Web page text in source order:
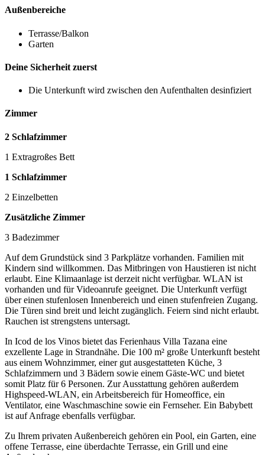
Außenbereiche
Terrasse/Balkon
Garten
Deine Sicherheit zuerst
Die Unterkunft wird zwischen den Aufenthalten desinfiziert
Zimmer
2 Schlafzimmer
1 Extragroßes Bett
1 Schlafzimmer
2 Einzelbetten
Zusätzliche Zimmer
3 Badezimmer
Auf dem Grundstück sind 3 Parkplätze vorhanden. Familien mit
Kindern sind willkommen. Das Mitbringen von Haustieren ist nicht
erlaubt. Eine Klimaanlage ist derzeit nicht verfügbar. WLAN ist
vorhanden und für Videoanrufe geeignet. Die Unterkunft verfügt
über einen stufenlosen Innenbereich und einen stufenfreien Zugang.
Die Türen sind breit und leicht zugänglich. Feiern sind nicht erlaubt.
Rauchen ist strengstens untersagt.
In Icod de los Vinos bietet das Ferienhaus Villa Tazana eine
exzellente Lage in Strandnähe. Die 100 m² große Unterkunft besteht
aus einem Wohnzimmer, einer gut ausgestatteten Küche, 3
Schlafzimmern und 3 Bädern sowie einem Gäste-WC und bietet
somit Platz für 6 Personen. Zur Ausstattung gehören außerdem
Highspeed-WLAN, ein Arbeitsbereich für Homeoffice, ein
Ventilator, eine Waschmaschine sowie ein Fernseher. Ein Babybett
ist auf Anfrage ebenfalls verfügbar.
Zu Ihrem privaten Außenbereich gehören ein Pool, ein Garten, eine
offene Terrasse, eine überdachte Terrasse, ein Grill und eine